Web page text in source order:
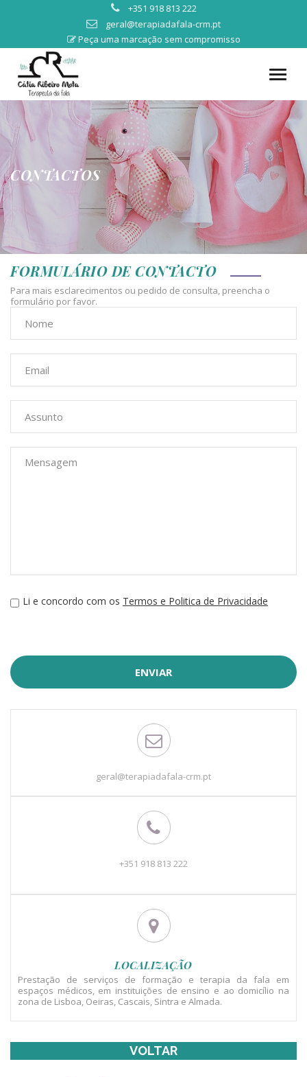
+351 918 813 222
geral@terapiadafala-crm.pt
Peça uma marcação sem compromisso
CONTACTOS
FORMULÁRIO DE CONTACTO
Para mais esclarecimentos ou pedido de consulta, preencha o
formulário por favor.
Li e concordo com os Termos e Politica de Privacidade
ENVIAR
geral@terapiadafala-crm.pt
+351 918 813 222
LOCALIZAÇÃO
Prestação de serviços de formação e terapia da fala em
espaços médicos, em instituições de ensino e ao domicílio na
zona de Lisboa, Oeiras, Cascais, Sintra e Almada.
VOLTAR